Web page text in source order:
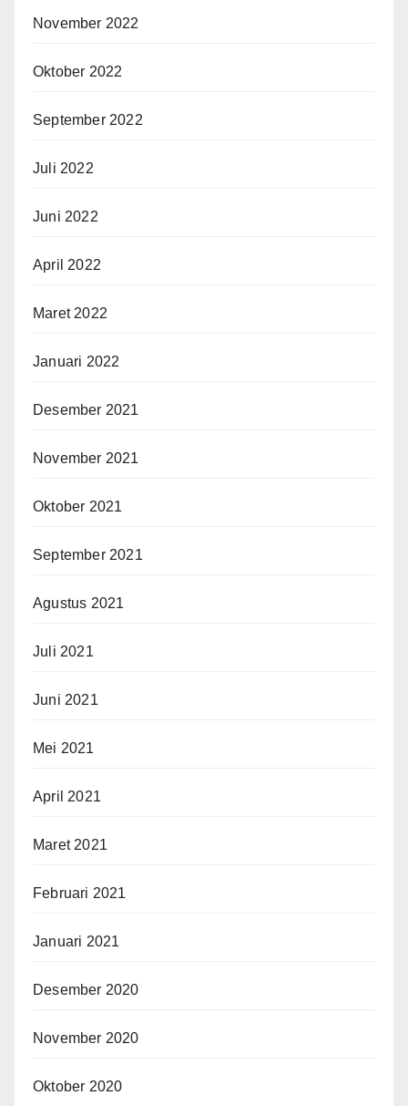
November 2022
Oktober 2022
September 2022
Juli 2022
Juni 2022
April 2022
Maret 2022
Januari 2022
Desember 2021
November 2021
Oktober 2021
September 2021
Agustus 2021
Juli 2021
Juni 2021
Mei 2021
April 2021
Maret 2021
Februari 2021
Januari 2021
Desember 2020
November 2020
Oktober 2020